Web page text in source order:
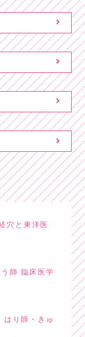
穴と東洋医
師 臨床医学
り師・きゅ